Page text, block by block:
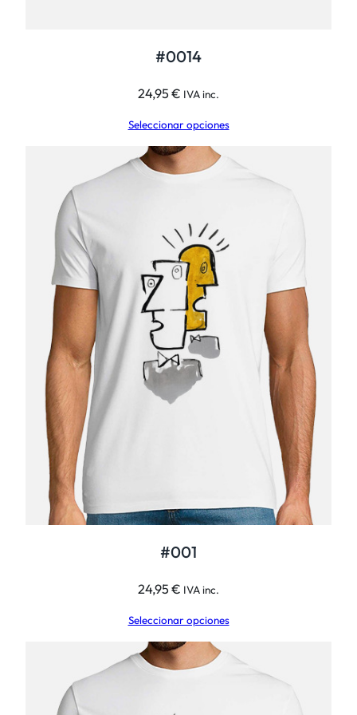
#0014
24,95€ IVA inc.
Seleccionar opciones
#001
24,95€ IVA inc.
Seleccionar opciones